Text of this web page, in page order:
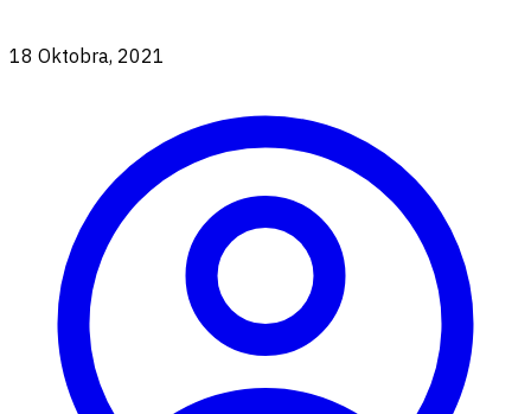
18 Oktobra, 2021